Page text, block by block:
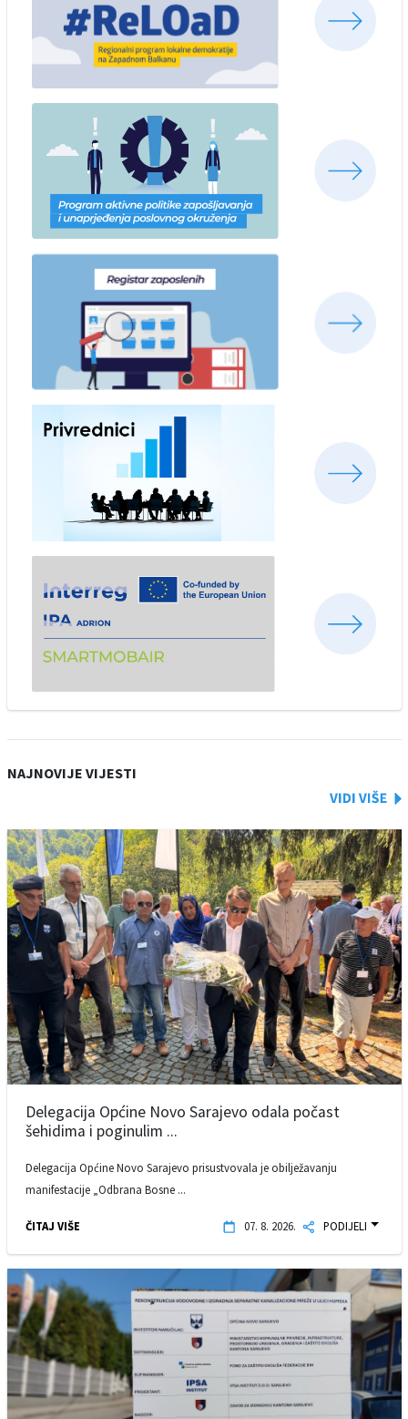
NAJNOVIJE VIJESTI
Delegacija Općine Novo Sarajevo odala počast
šehidima i poginulim ...
Delegacija Općine Novo Sarajevo prisustvovala je obilježavanju
manifestacije „Odbrana Bosne ...
ČITAJ VIŠE 07. 8. 2026. PODIJELI